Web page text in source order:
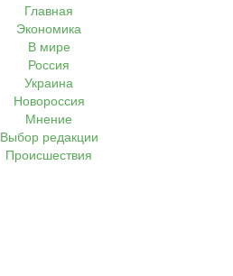
Главная
Экономика
В мире
Россия
Украина
Новороссия
Мнение
Выбор редакции
Происшествия